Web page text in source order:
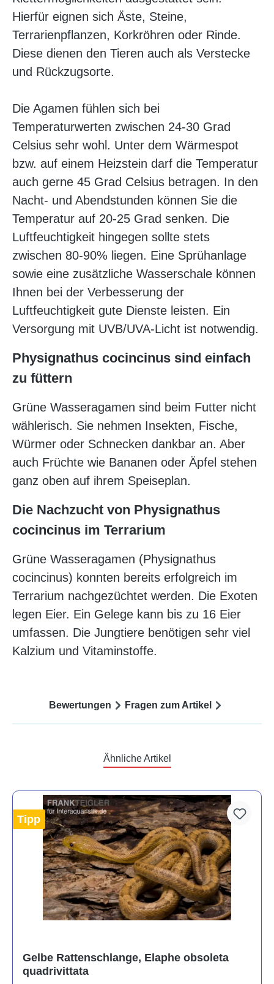
Hierfür eignen sich Äste, Steine,
Terrarienpflanzen, Korkröhren oder Rinde.
Diese dienen den Tieren auch als Verstecke
und Rückzugsorte.
Die Agamen fühlen sich bei
Temperaturwerten zwischen 24-30 Grad
Celsius sehr wohl. Unter dem Wärmespot
bzw. auf einem Heizstein darf die Temperatur
auch gerne 45 Grad Celsius betragen. In den
Nacht- und Abendstunden können Sie die
Temperatur auf 20-25 Grad senken. Die
Luftfeuchtigkeit hingegen sollte stets
zwischen 80-90% liegen. Eine Sprühanlage
sowie eine zusätzliche Wasserschale können
Ihnen bei der Verbesserung der
Luftfeuchtigkeit gute Dienste leisten. Ein
Versorgung mit UVB/UVA-Licht ist notwendig.
Physignathus cocincinus sind einfach
zu füttern
Grüne Wasseragamen sind beim Futter nicht
wählerisch. Sie nehmen Insekten, Fische,
Würmer oder Schnecken dankbar an. Aber
auch Früchte wie Bananen oder Äpfel stehen
ganz oben auf ihrem Speiseplan.
Die Nachzucht von Physignathus
cocincinus im Terrarium
Grüne Wasseragamen (Physignathus
cocincinus) konnten bereits erfolgreich im
Terrarium nachgezüchtet werden. Die Exoten
legen Eier. Ein Gelege kann bis zu 16 Eier
umfassen. Die Jungtiere benötigen sehr viel
Kalzium und Vitaminstoffe.
Bewertungen Fragen zum Artikel
Ähnliche Artikel
Tipp
Gelbe Rattenschlange, Elaphe obsoleta
quadrivittata